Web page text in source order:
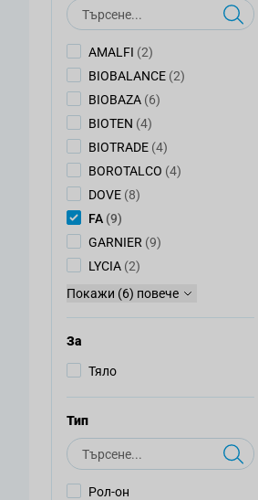
AMALFI (2)
BIOBALANCE (2)
BIOBAZA (6)
BIOTEN (4)
BIOTRADE (4)
BOROTALCO (4)
DOVE (8)
FA (9)
GARNIER (9)
LYCIA (2)
Покажи (6) повече
За
Тяло
Тип
Рол-он